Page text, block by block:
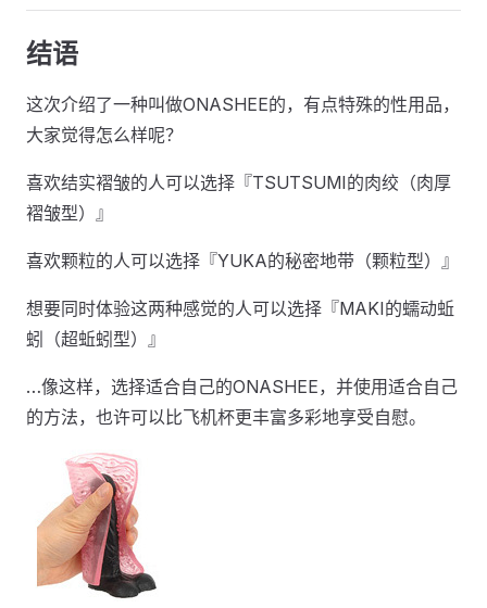
结语
这次介绍了一种叫做ONASHEE的，有点特殊的性用品，
大家觉得怎么样呢？
喜欢结实褶皱的人可以选择『TSUTSUMI的肉绞（肉厚
褶皱型）』
喜欢颗粒的人可以选择『YUKA的秘密地带（颗粒型）』
想要同时体验这两种感觉的人可以选择『MAKI的蠕动蚯
蚓（超蚯蚓型）』
…像这样，选择适合自己的ONASHEE，并使用适合自己
的方法，也许可以比飞机杯更丰富多彩地享受自慰。